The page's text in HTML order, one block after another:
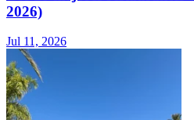
2026)
Jul 11, 2026